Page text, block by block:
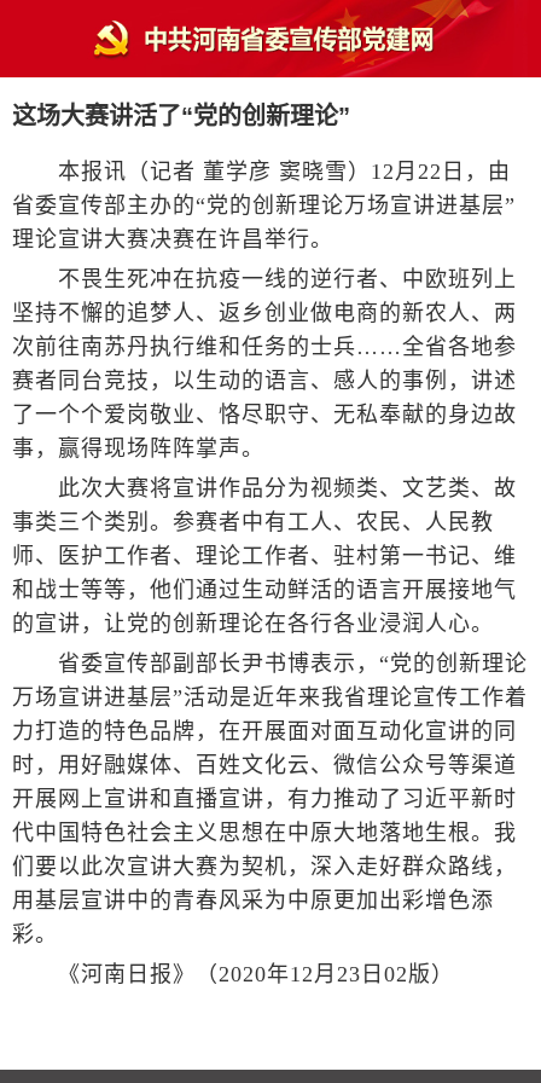
这场大赛讲活了“党的创新理论”
本报讯（记者 董学彦 窦晓雪）12月22日，由
省委宣传部主办的“党的创新理论万场宣讲进基层”
理论宣讲大赛决赛在许昌举行。
不畏生死冲在抗疫一线的逆行者、中欧班列上
坚持不懈的追梦人、返乡创业做电商的新农人、两
次前往南苏丹执行维和任务的士兵……全省各地参
赛者同台竞技，以生动的语言、感人的事例，讲述
了一个个爱岗敬业、恪尽职守、无私奉献的身边故
事，赢得现场阵阵掌声。
此次大赛将宣讲作品分为视频类、文艺类、故
事类三个类别。参赛者中有工人、农民、人民教
师、医护工作者、理论工作者、驻村第一书记、维
和战士等等，他们通过生动鲜活的语言开展接地气
的宣讲，让党的创新理论在各行各业浸润人心。
省委宣传部副部长尹书博表示，“党的创新理论
万场宣讲进基层”活动是近年来我省理论宣传工作着
力打造的特色品牌，在开展面对面互动化宣讲的同
时，用好融媒体、百姓文化云、微信公众号等渠道
开展网上宣讲和直播宣讲，有力推动了习近平新时
代中国特色社会主义思想在中原大地落地生根。我
们要以此次宣讲大赛为契机，深入走好群众路线，
用基层宣讲中的青春风采为中原更加出彩增色添
彩。
《河南日报》（2020年12月23日02版）